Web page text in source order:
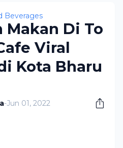
Beverages
Makan Di To
Viral
Kota Bharu
-Jun 01, 2022